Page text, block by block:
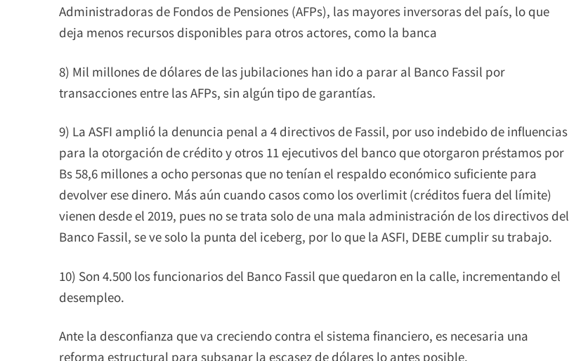
Administradoras de Fondos de Pensiones (AFPs), las mayores inversoras del país, lo que
deja menos recursos disponibles para otros actores, como la banca
8) Mil millones de dólares de las jubilaciones han ido a parar al Banco Fassil por
transacciones entre las AFPs, sin algún tipo de garantías.
9) La ASFI amplió la denuncia penal a 4 directivos de Fassil, por uso indebido de influencias
para la otorgación de crédito y otros 11 ejecutivos del banco que otorgaron préstamos por
Bs 58,6 millones a ocho personas que no tenían el respaldo económico suficiente para
devolver ese dinero. Más aún cuando casos como los overlimit (créditos fuera del límite)
vienen desde el 2019, pues no se trata solo de una mala administración de los directivos del
Banco Fassil, se ve solo la punta del iceberg, por lo que la ASFI, DEBE cumplir su trabajo.
10) Son 4.500 los funcionarios del Banco Fassil que quedaron en la calle, incrementando el
desempleo.
Ante la desconfianza que va creciendo contra el sistema financiero, es necesaria una
reforma estructural para subsanar la escasez de dólares lo antes posible.